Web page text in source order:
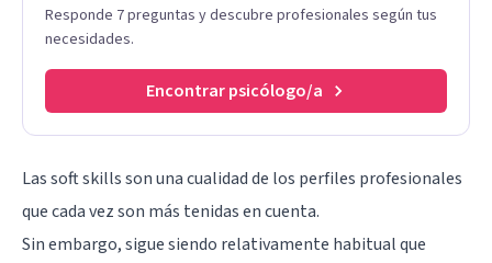
Responde 7 preguntas y descubre profesionales según tus
necesidades.
Encontrar psicólogo/a
Las soft skills son una cualidad de los perfiles profesionales
que cada vez son más tenidas en cuenta.
Sin embargo, sigue siendo relativamente habitual que